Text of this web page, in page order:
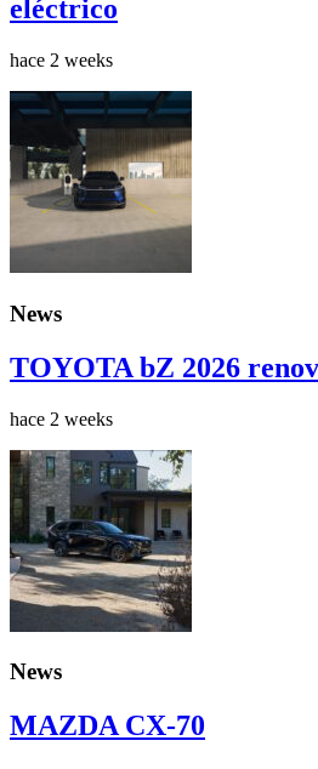
eléctrico
hace 2 weeks
News
TOYOTA bZ 2026
hace 2 weeks
News
MAZDA CX-70